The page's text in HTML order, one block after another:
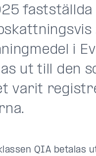
fastställda
i
ut till den
varit
QIA betalas